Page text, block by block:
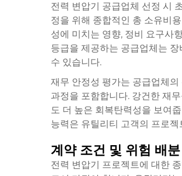
전력 변압기 공급업체 선정 시
정을 위해 종합적인 총 소유비
성에 미치는 영향, 정비 요구사
등급을 제공하는 공급업체는
수 있습니다.
재무 안정성 평가는 공급업체
과정을 포함합니다. 강건한 재
도 더 높은 회복탄력성을 보여
능력은 유틸리티 고객의 프로
계약 조건 및 위험 배분
전력 변압기 프로젝트에 대한